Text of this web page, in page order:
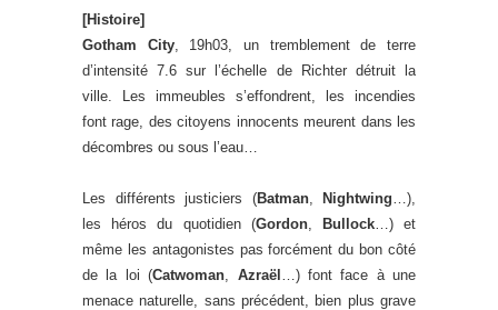
[Histoire]
Gotham City, 19h03, un tremblement de terre
d’intensité 7.6 sur l’échelle de Richter détruit la
ville. Les immeubles s’effondrent, les incendies
font rage, des citoyens innocents meurent dans les
décombres ou sous l’eau…
Les différents justiciers (Batman, Nightwing…),
les héros du quotidien (Gordon, Bullock…) et
même les antagonistes pas forcément du bon côté
de la loi (Catwoman, Azraël …) font face à une
menace naturelle, sans précédent, bien plus grave